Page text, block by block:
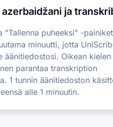
ja
"Tallenna puheeksi" -
minuutti, jotta
äänitiedostosi. Oikean kielen
parantaa transkription
1 tunnin äänitiedoston
alle 1 minuutin.